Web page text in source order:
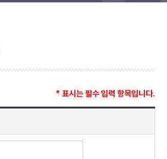
* 표시는 필수 입력 항목입니다.